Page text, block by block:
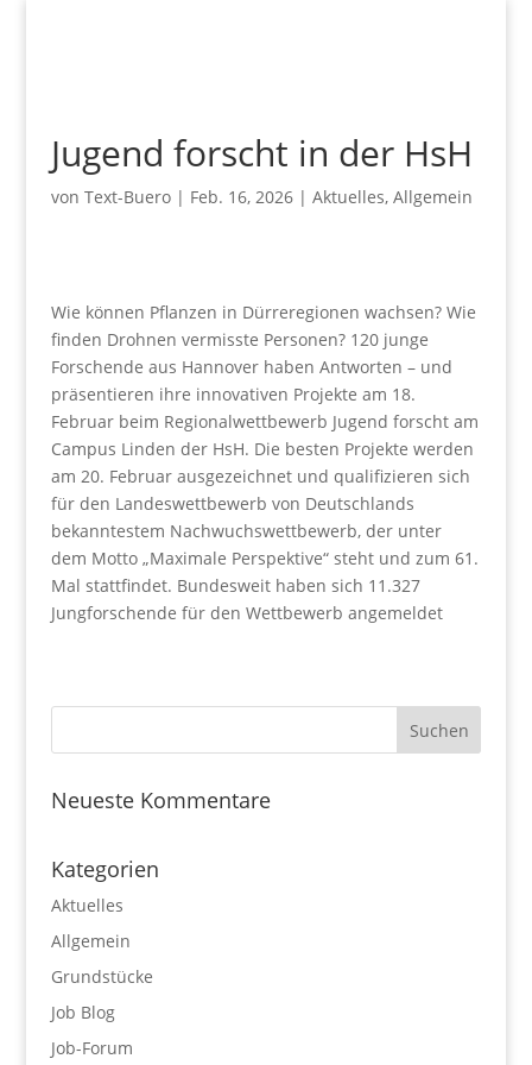
Jugend forscht in der HsH
von Text-Buero| Feb. 16, 2026| Aktuelles, Allgemein
Wie können Pflanzen in Dürreregionen wachsen? Wie
finden Drohnen vermisste Personen? 120 junge
Forschende aus Hannover haben Antworten – und
präsentieren ihre innovativen Projekte am 18.
Februar beim Regionalwettbewerb Jugend forscht am
Campus Linden der HsH. Die besten Projekte werden
am 20. Februar ausgezeichnet und qualifizieren sich
für den Landeswettbewerb von Deutschlands
bekanntestem Nachwuchswettbewerb, der unter
dem Motto „Maximale Perspektive“ steht und zum 61.
Mal stattfindet. Bundesweit haben sich 11.327
Jungforschende für den Wettbewerb angemeldet
Neueste Kommentare
Kategorien
Aktuelles
Allgemein
Grundstücke
Job Blog
Job-Forum